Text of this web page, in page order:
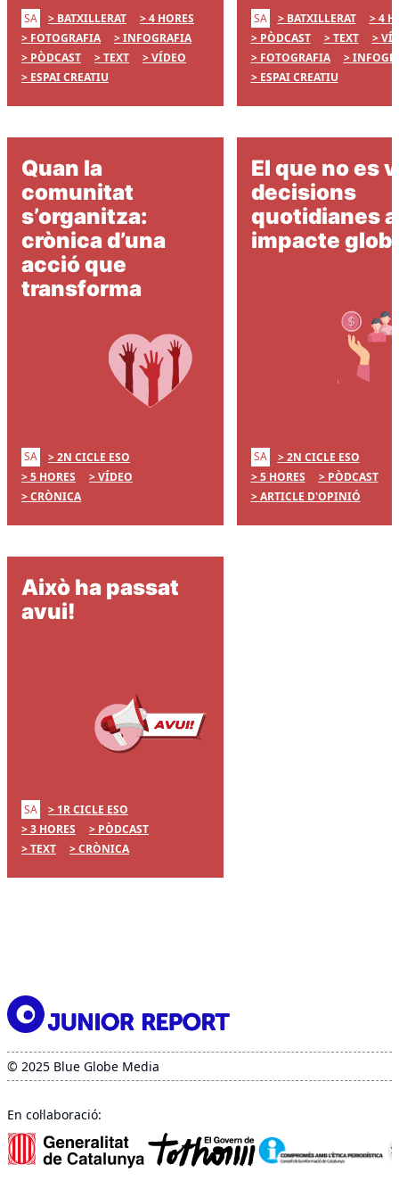
SA BATXILLERAT
4 HORES
FOTOGRAFIA
INFOGRAFIA
PÒDCAST
TEXT
VÍDEO
ESPAI CREATIU
SA BATXILLERAT
4
PÒDCAST
TEXT
FOTOGRAFIA
ESPAI CREATIU
Quan la
comunitat
s’organitza:
crònica d’una
acció que
transforma
SA
2N CICLE ESO
5 HORES
VÍDEO
CRÒNICA
El que no es
decisions
quotidianes
impacte
SA
2N CICLE ESO
5 HORES
PÒDCAST
ARTICLE D'OPINIÓ
Això ha passat
avui!
SA
1R CICLE ESO
3 HORES
PÒDCAST
TEXT
CRÒNICA
© 2025 Blue Globe Media
En col·laboració: